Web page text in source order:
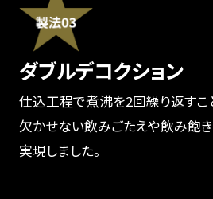
ダブルデコクション
仕込工程で煮沸を2回繰り返すこ
欠かせない飲みごたえや飲み飽
実現しました。